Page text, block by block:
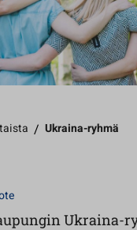
/ Ukraina-ryhmä
Ukraina-